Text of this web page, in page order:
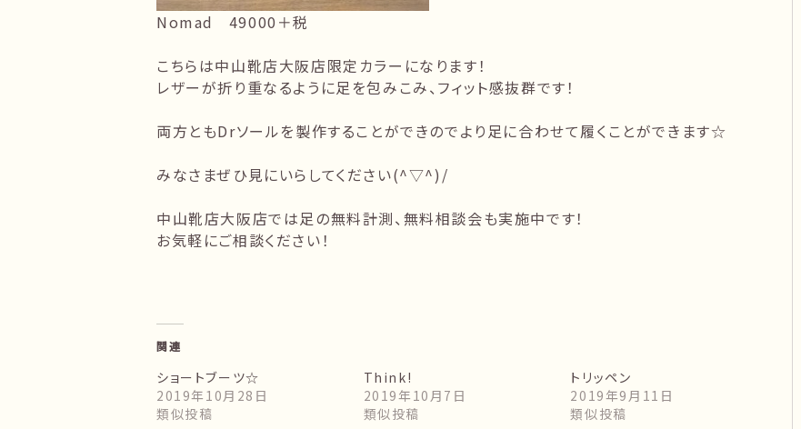
Nomad 49000＋税
こちらは中山靴店大阪店限定カラーになります！
レザーが折り重なるように足を包みこみ、フィット感抜群です！
両方ともDrソールを製作することができのでより足に合わせて履くことができます☆
みなさまぜひ見にいらしてください(^▽^)/
中山靴店大阪店では足の無料計測、無料相談会も実施中です！
お気軽にご相談ください！
関連
ショートブーツ☆
2019年10月28日
類似投稿
Think!
2019年10月7日
類似投稿
トリッペン
2019年9月11日
類似投稿